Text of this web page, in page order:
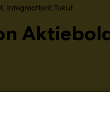
Integraattorit​ Tukut
sidonta-, merkintä- ja
myös kehittyneitä
asiakaskohtaisia